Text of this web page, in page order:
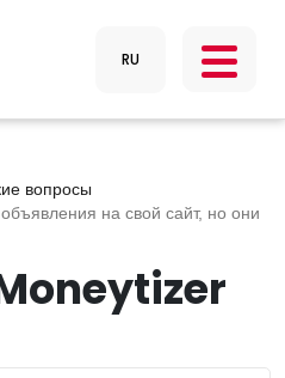
вопросы
на свой сайт, но они